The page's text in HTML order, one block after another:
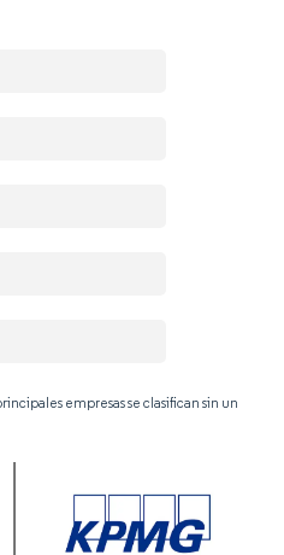
empresas se clasifican sin un